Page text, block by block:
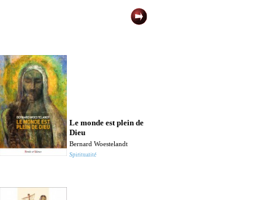
Le monde est plein de
Dieu
Bernard Woestelandt
Spiritualité